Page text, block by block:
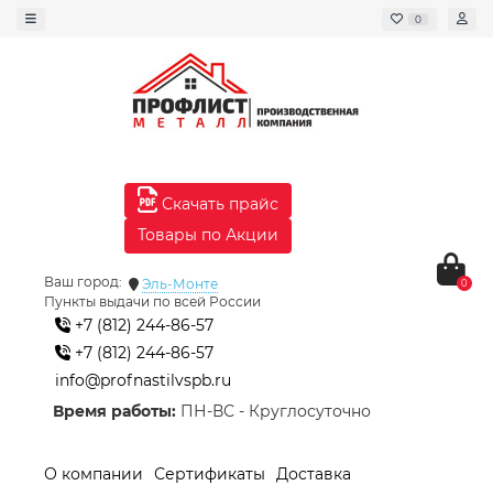
0
Скачать прайс
Товары по Акции
Ваш город:
Эль-Монте
Пункты выдачи по всей России
+7 (812) 244-86-57
+7 (812) 244-86-57
info@profnastilvspb.ru
Время работы: ПН-ВС - Круглосуточно
0
О компании Сертификаты
Доставка